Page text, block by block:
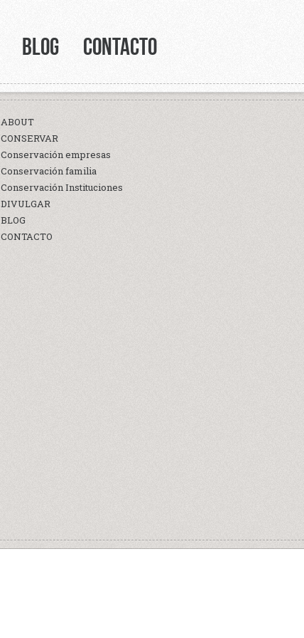
BLOG CONTACTO
ABOUT
CONSERVAR
Conservación empresas
Conservación familia
Conservación Instituciones
DIVULGAR
BLOG
CONTACTO